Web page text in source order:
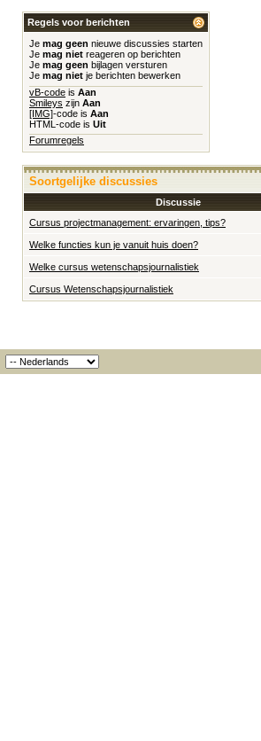
Regels voor berichten
Je mag geen nieuwe discussies starten
Je mag niet reageren op berichten
Je mag geen bijlagen versturen
Je mag niet je berichten bewerken
vB-code is Aan
Smileys zijn Aan
[IMG]-code is Aan
HTML-code is Uit
Forumregels
Soortgelijke discussies
Discussie
Cursus projectmanagement: ervaringen, tips?
Welke functies kun je vanuit huis doen?
Welke cursus wetenschapsjournalistiek
Cursus Wetenschapsjournalistiek